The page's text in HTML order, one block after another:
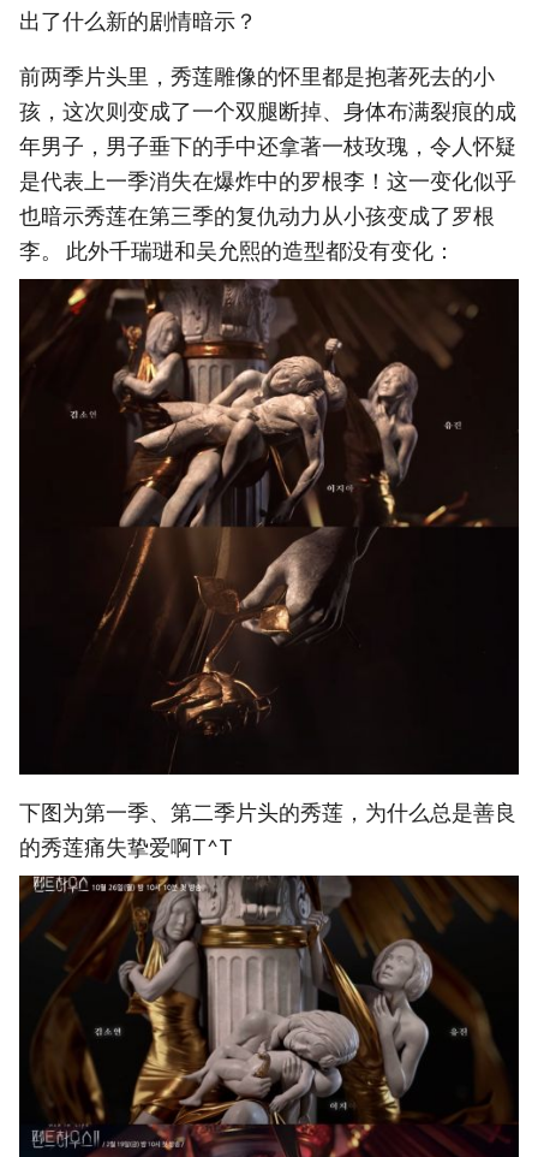
出了什么新的剧情暗示？
前两季片头里，秀莲雕像的怀里都是抱著死去的小
孩，这次则变成了一个双腿断掉、身体布满裂痕的成
年男子，男子垂下的手中还拿著一枝玫瑰，令人怀疑
是代表上一季消失在爆炸中的罗根李！这一变化似乎
也暗示秀莲在第三季的复仇动力从小孩变成了罗根
李。 此外千瑞琎和吴允熙的造型都没有变化：
下图为第一季、第二季片头的秀莲，为什么总是善良
的秀莲痛失挚爱啊T^T